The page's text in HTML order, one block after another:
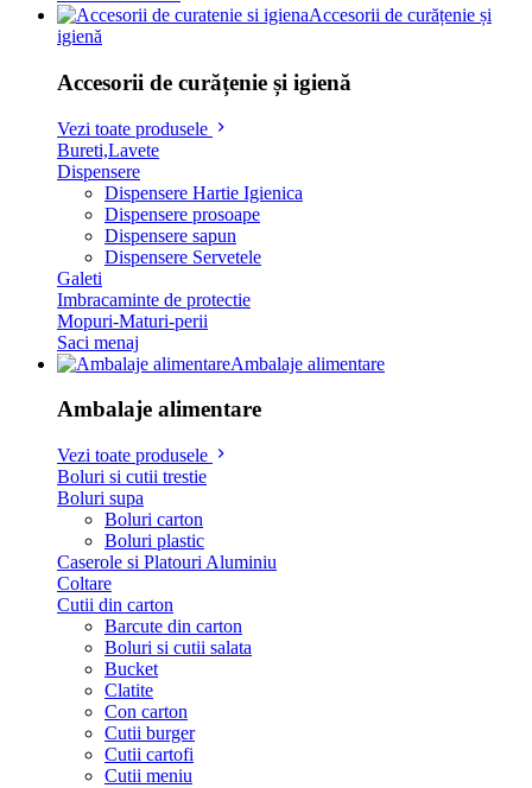
Accesorii de curățenie și
igienă
Accesorii de curățenie și igienă
Vezi toate produsele
Bureti,Lavete
Dispensere
Dispensere Hartie Igienica
Dispensere prosoape
Dispensere sapun
Dispensere Servetele
Galeti
Imbracaminte de protectie
Mopuri-Maturi-perii
Saci menaj
Ambalaje alimentare
Ambalaje alimentare
Vezi toate produsele
Boluri si cutii trestie
Boluri supa
Boluri carton
Boluri plastic
Caserole si Platouri Aluminiu
Coltare
Cutii din carton
Barcute din carton
Boluri si cutii salata
Bucket
Clatite
Con carton
Cutii burger
Cutii cartofi
Cutii meniu